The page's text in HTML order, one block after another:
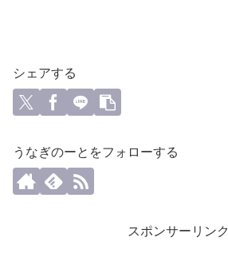
シェアする
うなぎのーとをフォローする
スポンサーリンク